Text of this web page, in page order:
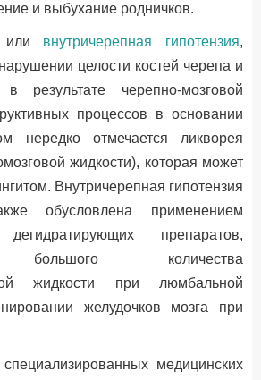
и выбухание родничков.
внутричерепная гипотензия,
целости костей черепа и
результате черепно-мозговой
процессов в основании
нередко отмечается ликворея
жидкости), которая может
Внутричерепная гипотензия
обусловлена применением
препаратов,
большого количества
жидкости при люмбальной
желудочков мозга при
медицинских